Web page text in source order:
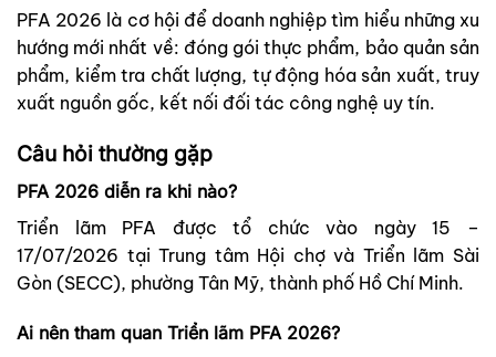
PFA 2026 là cơ hội để doanh nghiệp tìm hiểu những xu
hướng mới nhất về: đóng gói thực phẩm, bảo quản sản
phẩm, kiểm tra chất lượng, tự động hóa sản xuất, truy
xuất nguồn gốc, kết nối đối tác công nghệ uy tín.
Câu hỏi thường gặp
PFA 2026 diễn ra khi nào?
Triển lãm PFA được tổ chức vào ngày 15 –
17/07/2026 tại Trung tâm Hội chợ và Triển lãm Sài
Gòn (SECC), phường Tân Mỹ, thành phố Hồ Chí Minh.
Ai nên tham quan Triển lãm PFA 2026?